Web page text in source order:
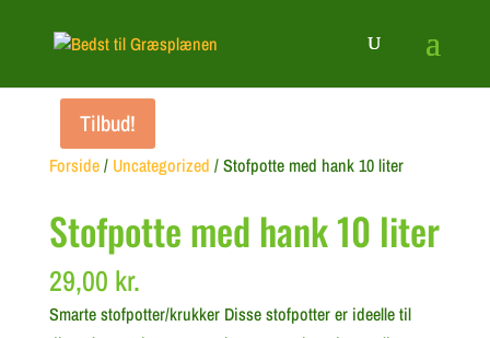
Forside/ Uncategorized / Stofpotte med hank 10 liter
Stofpotte med hank 10 liter
29,00 kr.
Smarte stofpotter/krukker Disse stofpotter er ideelle til
Tilbud!